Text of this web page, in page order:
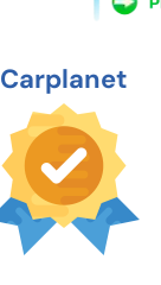
Carplanet